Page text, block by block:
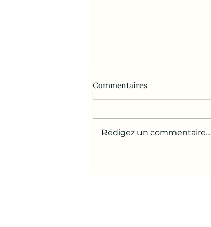
🩷 Chat liseur 🩷
Commentaires
Rédigez un commentaire...